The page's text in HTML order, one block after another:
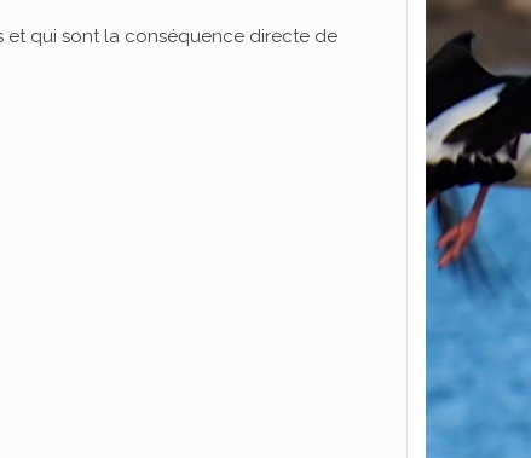
et qui sont la conséquence directe de